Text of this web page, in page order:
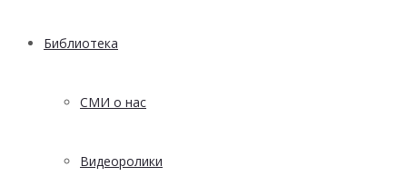
Библиотека
СМИ о нас
Видеоролики